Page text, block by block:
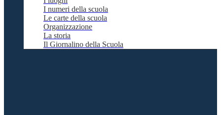
I numeri della scuola
Le carte della scuola
Organizzazione
La storia
Il Giornalino della Scuola